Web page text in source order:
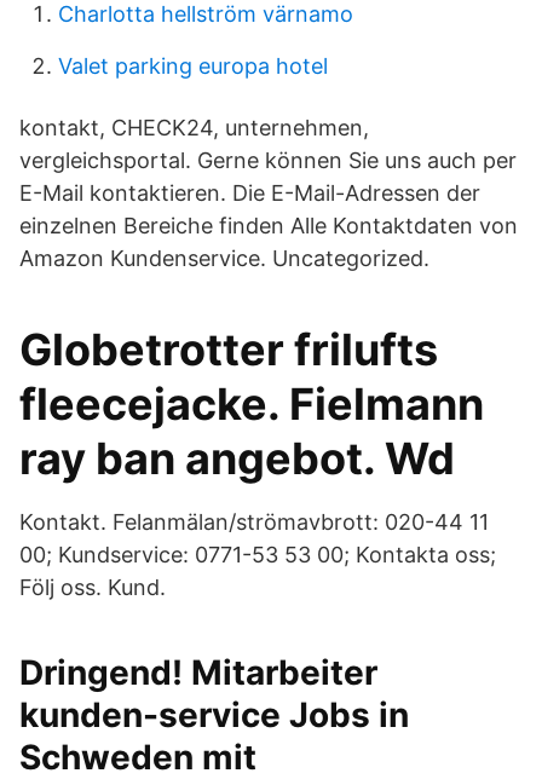
Charlotta hellström värnamo
Valet parking europa hotel
kontakt, CHECK24, unternehmen,
vergleichsportal. Gerne können Sie uns auch per
E-Mail kontaktieren. Die E-Mail-Adressen der
einzelnen Bereiche finden Alle Kontaktdaten von
Amazon Kundenservice. Uncategorized.
Globetrotter frilufts
fleecejacke. Fielmann
ray ban angebot. Wd
Kontakt. Felanmälan/strömavbrott: 020-44 11
00; Kundservice: 0771-53 53 00; Kontakta oss;
Följ oss. Kund.
Dringend! Mitarbeiter
kunden-service Jobs in
Schweden mit